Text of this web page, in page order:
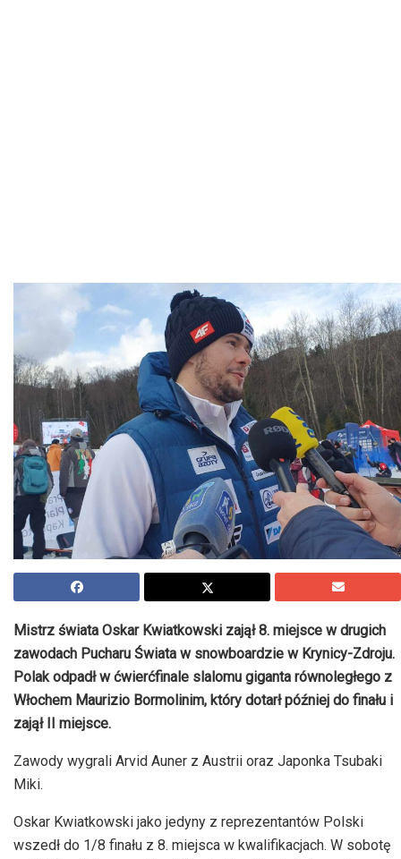
Mistrz świata Oskar Kwiatkowski zajął 8. miejsce w drugich
zawodach Pucharu Świata w snowboardzie w Krynicy-Zdroju.
Polak odpadł w ćwierćfinale slalomu giganta równoległego z
Włochem Maurizio Bormolinim, który dotarł później do finału i
zajął II miejsce.
Zawody wygrali Arvid Auner z Austrii oraz Japonka Tsubaki
Miki.
Oskar Kwiatkowski jako jedyny z reprezentantów Polski
wszedł do 1/8 finału z 8. miejsca w kwalifikacjach. W sobotę